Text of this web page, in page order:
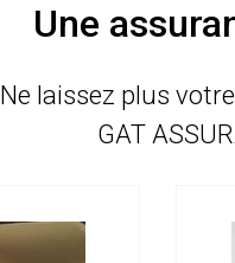
Une
Ne laissez plus
GAT